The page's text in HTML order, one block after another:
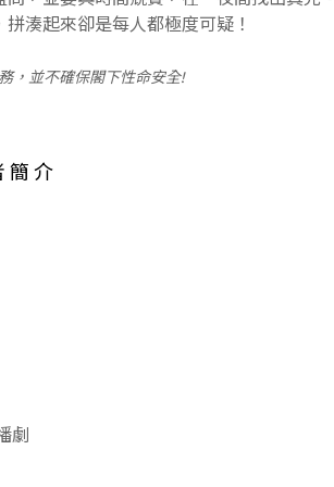
湊起來卻是每人都極度可疑！
，並不確保閣下性命安全!
簡 介
劇